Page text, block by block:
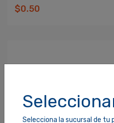
Selecciona la sucursal de tu
$0.50